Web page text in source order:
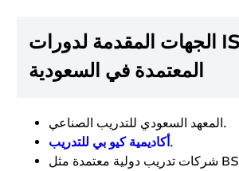
الجهات المقدمة لدورات ISO 45001
المعتمدة في السعودية
المعهد السعودي للتدريب الصناعي.
أكاديمية كيو بي للتدريب.